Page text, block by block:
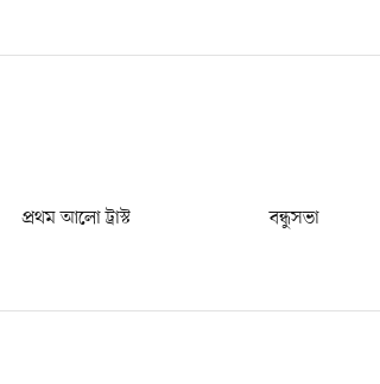
প্রথম আলো ট্রাস্ট বন্ধুসভা